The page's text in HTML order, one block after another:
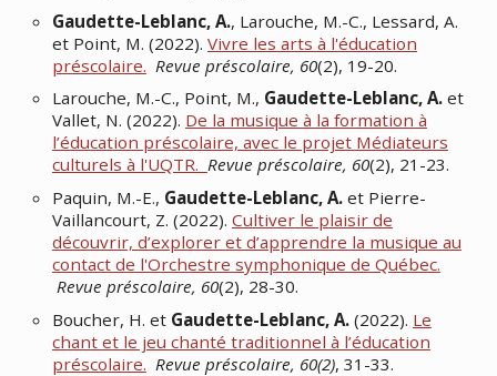
Gaudette-Leblanc, A., Larouche, M.-C., Lessard, A.
et Point, M. (2022). Vivre les arts à l'éducation
préscolaire. Revue préscolaire, 60(2), 19-20.
Larouche, M.-C., Point, M., Gaudette-Leblanc, A.et
Vallet, N. (2022). De la musique à la formation à
l’éducation préscolaire, avec le projet Médiateurs
culturels à l'UQTR. Revue préscolaire, 60(2), 21-23.
Paquin, M.-E., Gaudette-Leblanc, A.et Pierre-
Vaillancourt, Z. (2022). Cultiver le plaisir de
découvrir, d’explorer et d’apprendre la musique au
contact de l'Orchestre symphonique de Québec.
Revue préscolaire, 60(2), 28-30.
Boucher, H. et Gaudette-Leblanc, A.(2022). Le
chant et le jeu chanté traditionnel à l’éducation
préscolaire. Revue préscolaire, 60(2), 31-33.